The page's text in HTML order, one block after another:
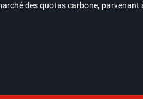
des quotas carbone, parvenant